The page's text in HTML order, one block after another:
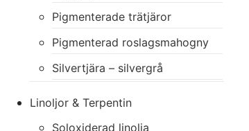
Pigmenterade trätjäror
Pigmenterad roslagsmahogny
Silvertjära – silvergrå
Linoljor & Terpentin
Soloxiderad linolja